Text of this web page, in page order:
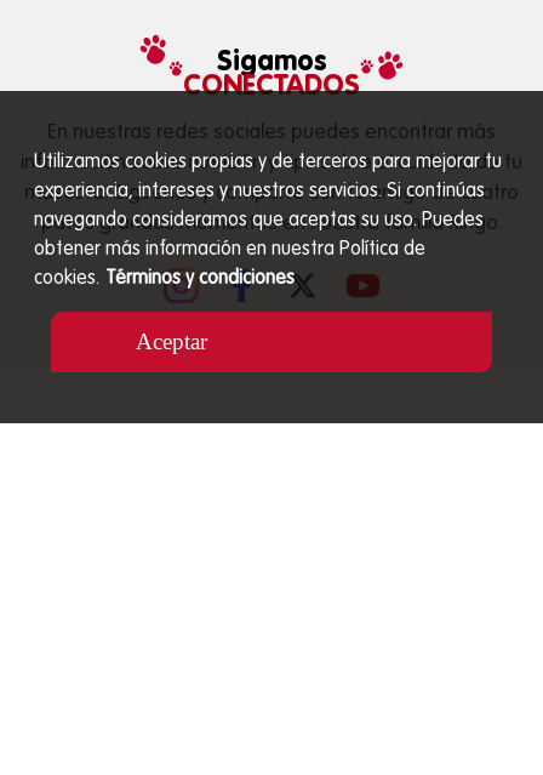
Utilizamos cookies propias y de terceros para mejorar tu
experiencia, intereses y nuestros servicios. Si continúas
navegando consideramos que aceptas su uso. Puedes
obtener más información en nuestra Política de
cookies. Términos y condiciones
Aceptar
Sigamos
CONECTADOS
En nuestras redes sociales puedes encontrar más
información sobre nutrición y tips sobre el cuidado de tu
mascota. Síguenos y comparte con tu amigo de cuatro
patas grandes momentos en nuestra familia Ringo.